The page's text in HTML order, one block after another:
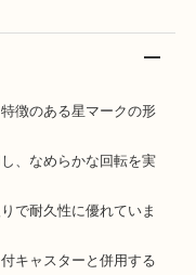
徴のある星マークの形
、なめらかな回転を実
で耐久性に優れていま
キャスターと併用する